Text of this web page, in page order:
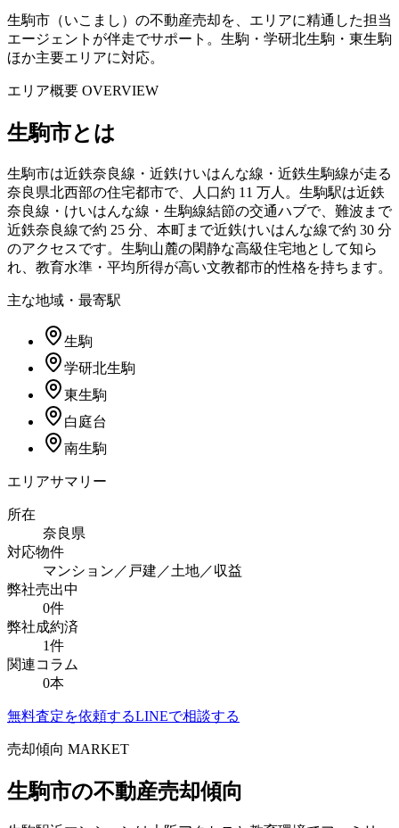
生駒市（いこまし）の不動産売却を、エリアに精通した担当
エージェントが伴走でサポート。生駒・学研北生駒・東生駒
ほか主要エリアに対応。
エリア概要 OVERVIEW
生駒市とは
生駒市は近鉄奈良線・近鉄けいはんな線・近鉄生駒線が走る
奈良県北西部の住宅都市で、人口約 11 万人。生駒駅は近鉄
奈良線・けいはんな線・生駒線結節の交通ハブで、難波まで
近鉄奈良線で約 25 分、本町まで近鉄けいはんな線で約 30 分
のアクセスです。生駒山麓の閑静な高級住宅地として知ら
れ、教育水準・平均所得が高い文教都市的性格を持ちます。
主な地域・最寄駅
生駒
学研北生駒
東生駒
白庭台
南生駒
エリアサマリー
所在
奈良県
対応物件
マンション／戸建／土地／収益
弊社売出中
0件
弊社成約済
1件
関連コラム
0本
無料査定を依頼するLINEで相談する
売却傾向 MARKET
生駒市の不動産売却傾向